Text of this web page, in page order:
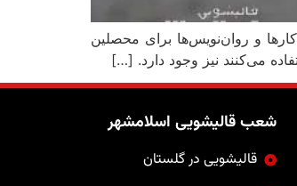
و روان‌نویس‌ها برای محصلین
می‌کنند نیز وجود دارد. […]
شعب قالیشویی اسلامشهر
قالیشویی در گلستان